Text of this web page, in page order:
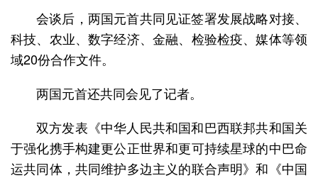
会谈后，两国元首共同见证签署发展战略对接、
科技、农业、数字经济、金融、检验检疫、媒体等领
域20份合作文件。
两国元首还共同会见了记者。
双方发表《中华人民共和国和巴西联邦共和国关
于强化携手构建更公正世界和更可持续星球的中巴命
运共同体，共同维护多边主义的联合声明》和《中国